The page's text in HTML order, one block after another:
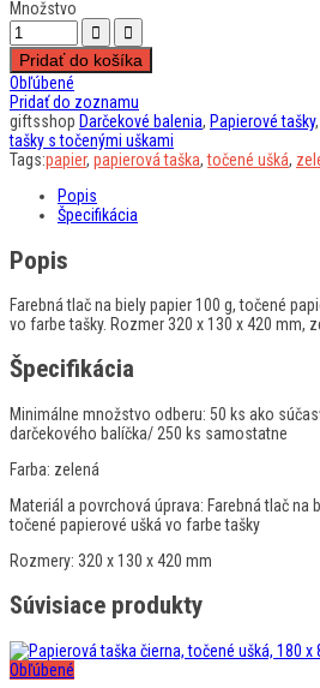
Množstvo
Pridať do košíka
Obľúbené
Pridať do zoznamu
giftsshop Darčekové balenia, Papierové tašky,
tašky s točenými uškami
Tags:papier, papierová taška,točené ušká,
Popis
Špecifikácia
Popis
Farebná tlač na biely papier 100 g, točené
vo farbe tašky. Rozmer 320 x 130 x 420 mm,
Špecifikácia
Minimálne množstvo odberu: 50 ks ako
darčekového balíčka/ 250 ks samostatne
Farba: zelená
Materiál a povrchová úprava: Farebná tlač na
točené papierové ušká vo farbe tašky
Rozmery: 320 x 130 x 420 mm
Súvisiace produkty
Obľúbené